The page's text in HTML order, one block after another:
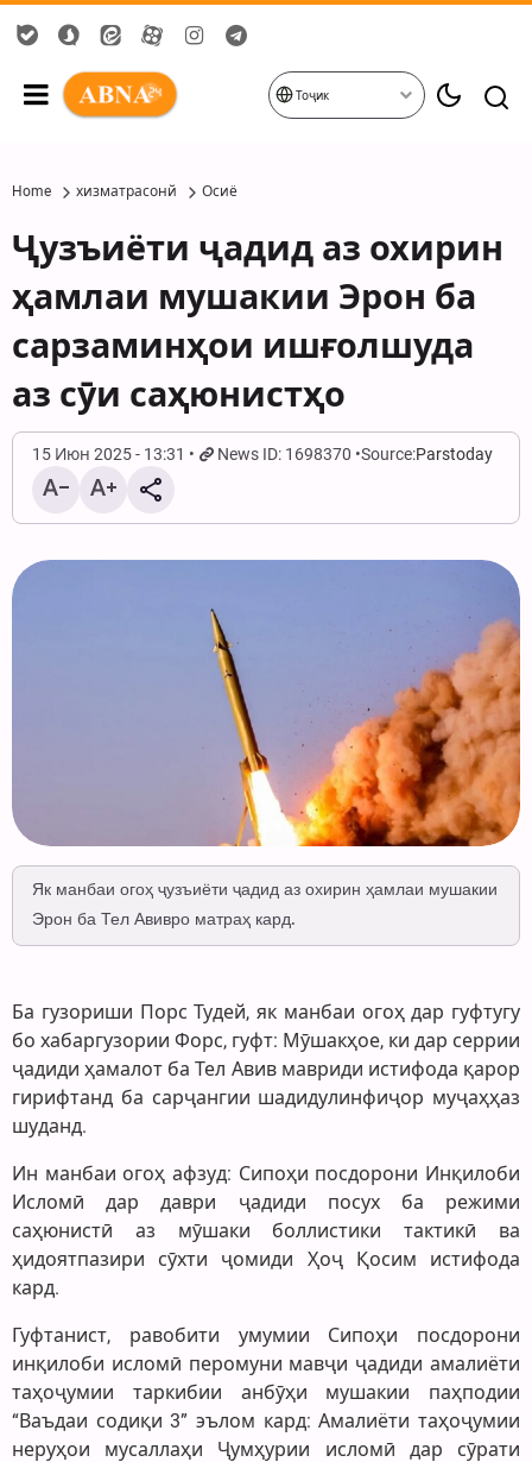
Тоҷик
Home хизматрасонй Осиё
Ҷузъиёти ҷадид аз охирин
ҳамлаи мушакии Эрон ба
сарзаминҳои ишғолшуда
аз сӯи саҳюнистҳо
15 Июн 2025 - 13:31 News ID: 1698370 Source:Parstoday
Як манбаи огоҳ ҷузъиёти ҷадид аз охирин ҳамлаи мушакии
Эрон ба Тел Авивро матраҳ кард.
Ба гузориши Порс Тудей, як манбаи огоҳ дар гуфтугу
бо хабаргузории Форс, гуфт: Мӯшакҳое, ки дар серрии
ҷадиди ҳамалот ба Тел Авив мавриди истифода қарор
гирифтанд ба сарҷангии шадидулинфиҷор муҷаҳҳаз
шуданд.
Ин манбаи огоҳ афзуд: Сипоҳи посдорони Инқилоби
Исломӣ дар даври ҷадиди посух ба режими
саҳюнистӣ аз мӯшаки боллистики тактикӣ ва
ҳидоятпазири сӯхти ҷомиди Ҳоҷ Қосим истифода
кард.
Гуфтанист, равобити умумии Сипоҳи посдорони
инқилоби исломӣ перомуни мавҷи ҷадиди амалиёти
таҳоҷумии таркибии анбӯҳи мушакии паҳподии
“Ваъдаи содиқи 3” эълом кард: Амалиёти таҳоҷумии
неруҳои мусаллаҳи Ҷумҳурии исломӣ дар сӯрати